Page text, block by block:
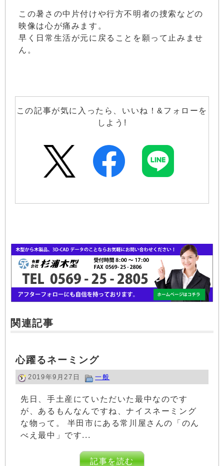
この暑さの中片付けや行方不明者の捜索などの
映像は心が痛みます。
早く日常生活が元に戻ることを願って止みませ
ん。
この記事が気に入ったら、いいね！&フォローを
しよう!
関連記事
心躍るネーミング
2019年9月27日 一般
先日、手土産にていただいた最中なのです
が、あるもんなんですね、ナイスネーミング
な物って。 半田市にある常川屋さんの「のん
べえ最中」です...
記事を読む